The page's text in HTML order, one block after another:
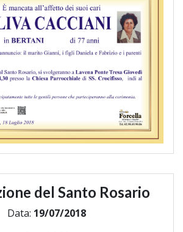
del Santo Rosario
Data: 19/07/2018